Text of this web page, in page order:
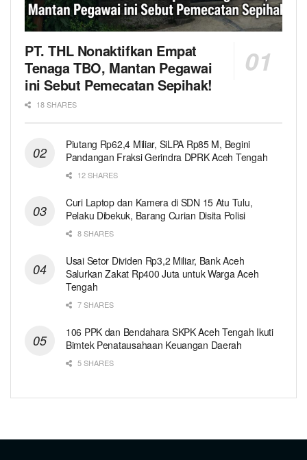
PT. THL Nonaktifkan Empat
Tenaga TBO, Mantan Pegawai
ini Sebut Pemecatan Sepihak!
18 SHARES
Piutang Rp62,4 Miliar, SiLPA Rp85 M, Begini
Pandangan Fraksi Gerindra DPRK Aceh Tengah
12 SHARES
Curi Laptop dan Kamera di SDN 15 Atu Tulu,
Pelaku Dibekuk, Barang Curian Disita Polisi
8 SHARES
Usai Setor Dividen Rp3,2 Miliar, Bank Aceh
Salurkan Zakat Rp400 Juta untuk Warga Aceh
Tengah
7 SHARES
106 PPK dan Bendahara SKPK Aceh Tengah Ikuti
Bimtek Penatausahaan Keuangan Daerah
5 SHARES